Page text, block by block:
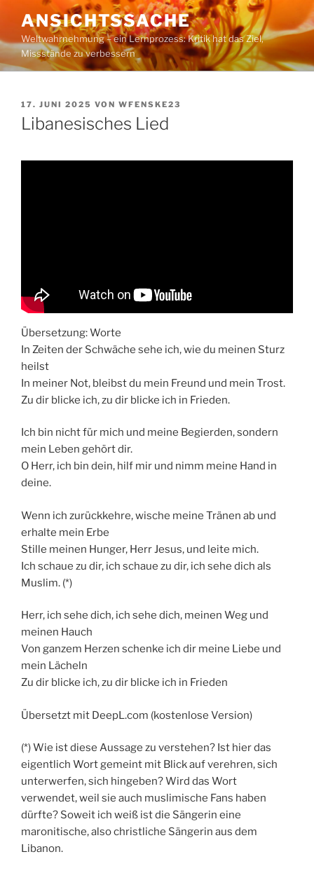
Inhalt
springen
ANSICHTSSACHE
Weltwahrnehmung – ein Lernprozess: Kritik hat das Ziel,
Missstände zu verbessern
VERÖFFENTLICHT
AM
17. JUNI 2025 VON WFENSKE23
Libanesisches Lied
Übersetzung: Worte
In Zeiten der Schwäche sehe ich, wie du meinen Sturz
heilst
In meiner Not, bleibst du mein Freund und mein Trost.
Zu dir blicke ich, zu dir blicke ich in Frieden.
Ich bin nicht für mich und meine Begierden, sondern
mein Leben gehört dir.
O Herr, ich bin dein, hilf mir und nimm meine Hand in
deine.
Wenn ich zurückkehre, wische meine Tränen ab und
erhalte mein Erbe
Stille meinen Hunger, Herr Jesus, und leite mich.
Ich schaue zu dir, ich schaue zu dir, ich sehe dich als
Muslim. (*)
Herr, ich sehe dich, ich sehe dich, meinen Weg und
meinen Hauch
Von ganzem Herzen schenke ich dir meine Liebe und
mein Lächeln
Zu dir blicke ich, zu dir blicke ich in Frieden
Übersetzt mit DeepL.com (kostenlose Version)
(*) Wie ist diese Aussage zu verstehen? Ist hier das
eigentlich Wort gemeint mit Blick auf verehren, sich
unterwerfen, sich hingeben? Wird das Wort
verwendet, weil sie auch muslimische Fans haben
dürfte? Soweit ich weiß ist die Sängerin eine
maronitische, also christliche Sängerin aus dem
Libanon.